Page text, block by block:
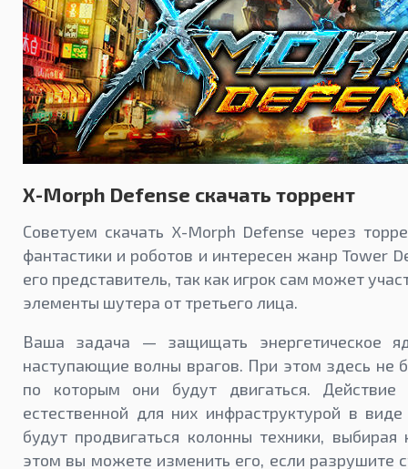
X-Morph Defense скачать торрент
Советуем скачать X-Morph Defense через
фантастики и роботов и интересен жанр Tower
его представитель, так как игрок сам может
элементы шутера от третьего лица.
Ваша задача — защищать энергетическое
наступающие волны врагов. При этом здесь не
по которым они будут двигаться.
естественной для них инфраструктурой в
будут продвигаться колонны техники,
этом вы можете изменить его, если разрушите